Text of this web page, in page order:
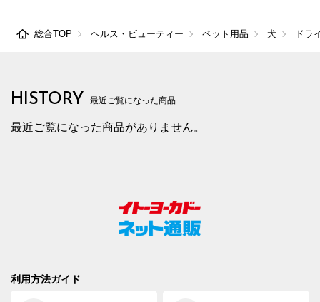
総合TOP ヘルス・ビューティー ペット用品 犬 ドラ
HISTORY 最近ご覧になった商品
最近ご覧になった商品がありません。
利用方法ガイド